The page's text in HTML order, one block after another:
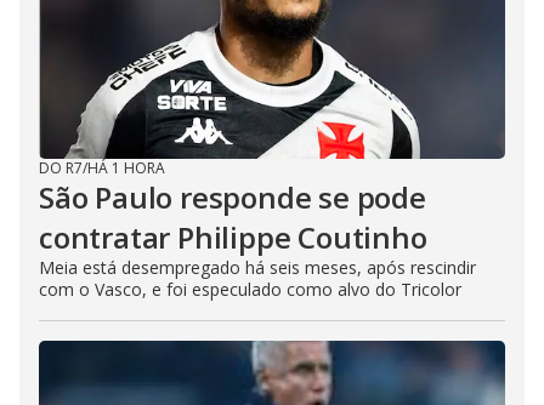
DO R7/HÁ 1 HORA
São Paulo responde se pode
contratar Philippe Coutinho
Meia está desempregado há seis meses, após rescindir
com o Vasco, e foi especulado como alvo do Tricolor